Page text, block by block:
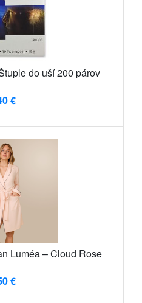
do uší 200 párov
€
Luméa – Cloud Rose
€